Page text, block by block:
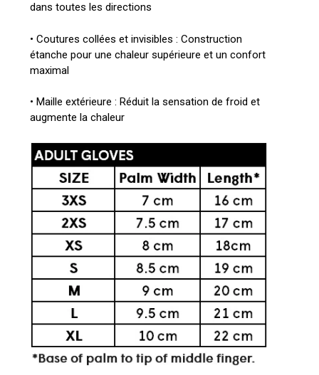
dans toutes les directions
• Coutures collées et invisibles : Construction
étanche pour une chaleur supérieure et un confort
maximal
• Maille extérieure : Réduit la sensation de froid et
augmente la chaleur